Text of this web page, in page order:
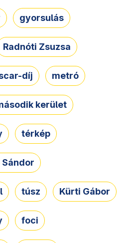
gyorsulás
Radnóti Zsuzsa
díj metró
kerület
térkép
Sándor
túsz Kürti Gábor
foci